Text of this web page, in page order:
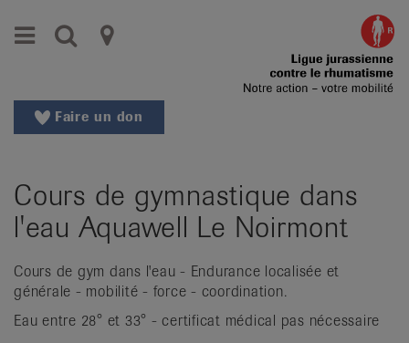
vers
au
Aller
Changer
de
région
Changer
de
langue:
de
Faire un don
Cours de gymnastique dans
l'eau Aquawell Le Noirmont
Cours de gym dans l'eau - Endurance localisée et
générale - mobilité - force - coordination.
Eau entre 28° et 33° - certificat médical pas nécessaire
Menu Recherche
Ligues
contre
le
|
Organisations
nationales
de